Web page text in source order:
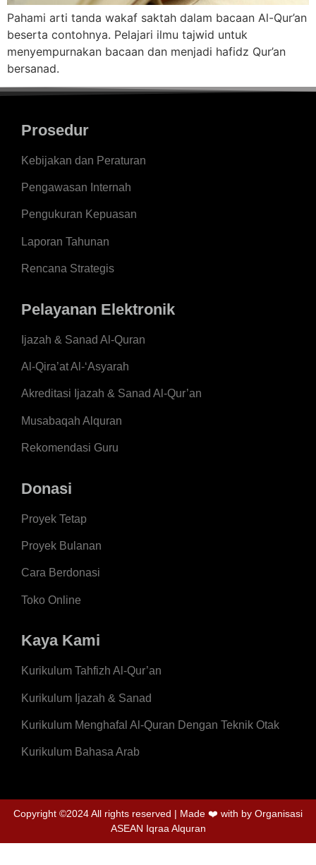
Pahami arti tanda wakaf saktah dalam bacaan Al-Qur’an
beserta contohnya. Pelajari ilmu tajwid untuk
menyempurnakan bacaan dan menjadi hafidz Qur’an
bersanad.
Prosedur
Kebijakan dan Peraturan
Pengawasan Internah
Pengukuran Kepuasan
Laporan Tahunan
Rencana Strategis
Pelayanan Elektronik
Ijazah & Sanad Al-Quran
Al-Qira’at Al-‘Asyarah
Akreditasi Ijazah & Sanad Al-Qur’an
Musabaqah Alquran
Rekomendasi Guru
Donasi
Proyek Tetap
Proyek Bulanan
Cara Berdonasi
Toko Online
Kaya Kami
Kurikulum Tahfizh Al-Qur’an
Kurikulum Ijazah & Sanad
Kurikulum Menghafal Al-Quran Dengan Teknik Otak
Kurikulum Bahasa Arab
Copyright ©2024 All rights reserved | Made ❤️ with by Organisasi
ASEAN Iqraa Alquran